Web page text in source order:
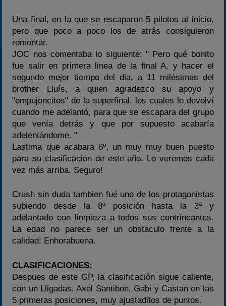
Una final, en la que se escaparon 5 pilotos al inicio,
pero que poco a poco los de atrás consiguieron
remontar.
JOC nos comentaba lo siguiente: " Pero qué bonito
fue salir en primera linea de la final A, y hacer el
segundo mejor tiempo del dia, a 11 milésimas del
brother Lluís, a quien agradezco su apoyo y
"empujoncitos" de la superfinal, los cuales le devolví
cuando me adelantó, para que se escapara del grupo
que venía detrás y que por supuesto acabaría
adelentándome. "
Lastima que acabara 6º, un muy muy buen puesto
para su clasificación de este año. Lo veremos cada
vez más arriba. Seguro!
Crash sin duda tambien fué uno de los protagonistas
subiendo desde la 8ª posición hasta la 3ª y
adelantado con limpieza a todos sus contrincantes.
La edad no parece ser un obstaculo frente a la
calidad! Enhorabuena.
CLASIFICACIONES:
Despues de este GP, la clasificación sigue caliente,
con un Lligadas, Axel Santibon, Gabi y Castan en las
5 primeras posiciones, muy ajustaditos de puntos.